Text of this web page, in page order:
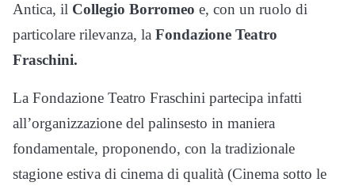
Antica, il Collegio Borromeo e, con un ruolo di
particolare rilevanza, la Fondazione Teatro
Fraschini.
La Fondazione Teatro Fraschini partecipa infatti
all’organizzazione del palinsesto in maniera
fondamentale, proponendo, con la tradizionale
stagione estiva di cinema di qualità (Cinema sotto le